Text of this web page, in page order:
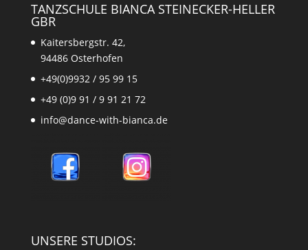
TANZSCHULE BIANCA STEINECKER-HELLER
GBR
Kaitersbergstr. 42,
94486 Osterhofen
+49(0)9932 / 95 99 15
+49 (0)9 91 / 9 91 21 72
info@dance-with-bianca.de
UNSERE STUDIOS: